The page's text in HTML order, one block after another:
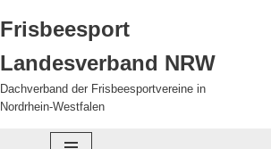
Frisbeesport
Landesverband NRW
Dachverband der Frisbeesportvereine in
Nordrhein-Westfalen